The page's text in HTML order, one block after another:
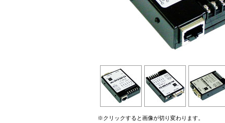
※クリックすると画像が切り変わります。